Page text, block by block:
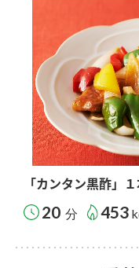
「カンタン黒酢」
20 分 453